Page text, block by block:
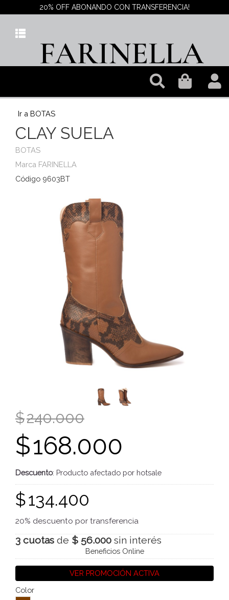
20% OFF ABONANDO CON TRANSFERENCIA!
Ir a BOTAS
CLAY SUELA
BOTAS
Marca FARINELLA
Código 9603BT
$240.000
$168.000
Descuento: Producto afectado por hotsale
$134.400
20% descuento por transferencia
3 cuotas de $ 56.000 sin interés
Beneficios Online
VER PROMOCIÓN ACTIVA
Color